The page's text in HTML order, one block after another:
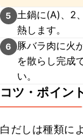
可能性があるので
5 土鍋に(A)、2
熱します。
6
豚バラ肉に火
を散らし完成
い。
コツ・ポイン
白だしは種類に